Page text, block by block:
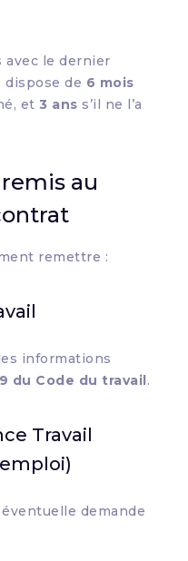
avec le dernier
dispose de 6 mois
et3 ans s’il ne l’a
au
remettre :
informations
du Code du travail.
Travail
demande